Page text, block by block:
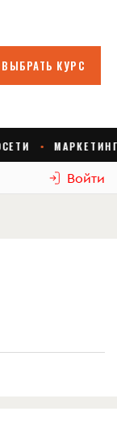
Войти